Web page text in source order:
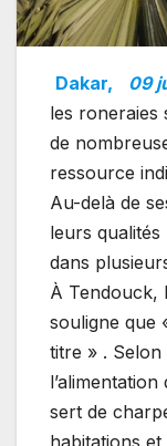
Dakar, 09
les roneraies
de
ressource
Au-delà de
leurs
dans
À Tendouck,
souligne que
titre » .
sert de
habitations